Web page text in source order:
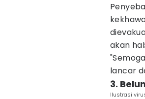
akan
lancar
3.
Ilustrasi